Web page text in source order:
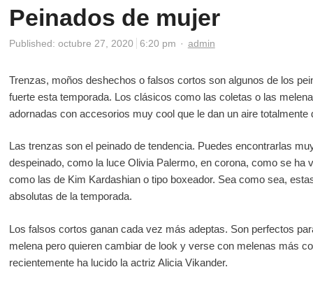
Peinados de mujer
Published: octubre 27, 2020 6:20 pm Author
admin
Trenzas, moños deshechos o falsos cortos son algunos de los
fuerte esta temporada. Los clásicos como las coletas o las
adornadas con accesorios muy cool que le dan un aire totalmente
Las trenzas son el peinado de tendencia. Puedes encontrarlas
despeinado, como la luce Olivia Palermo, en corona, como se ha
como las de Kim Kardashian o tipo boxeador. Sea como sea,
absolutas de la temporada.
Los falsos cortos ganan cada vez más adeptas. Son perfectos
melena pero quieren cambiar de look y verse con melenas más
recientemente ha lucido la actriz Alicia Vikander.